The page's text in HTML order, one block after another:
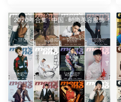
2020年合集·中国 · 时尚美容服饰